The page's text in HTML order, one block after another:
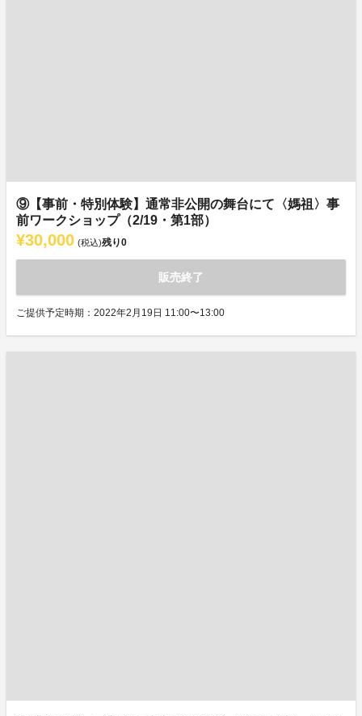
⑨【事前・特別体験】通常非公開の舞台にて〈媽祖〉事
前ワークショップ（2/19・第1部）
¥30,000 (税込)残り0
販売終了
ご提供予定時期：2022年2月19日 11:00〜13:00